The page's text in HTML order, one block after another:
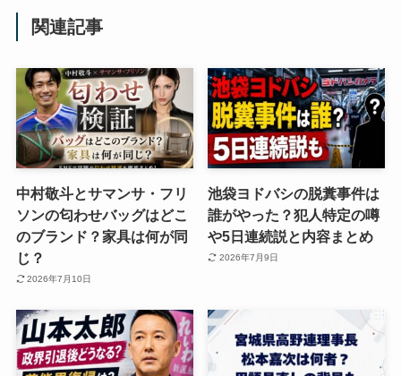
関連記事
中村敬斗とサマンサ・フリ
ソンの匂わせバッグはどこ
のブランド？家具は何が同
じ？
2026年7月10日
池袋ヨドバシの脱糞事件は
誰がやった？犯人特定の噂
や5日連続説と内容まとめ
2026年7月9日